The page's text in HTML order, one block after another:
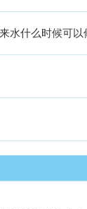
水什么时候可以